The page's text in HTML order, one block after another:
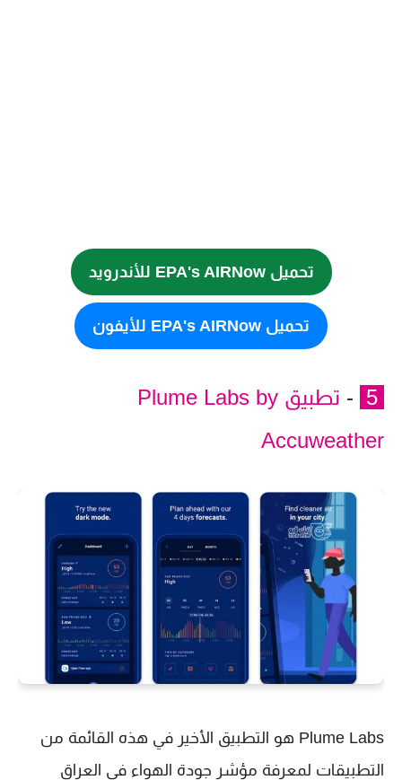
تحميل EPA's AIRNow للأندرويد
تحميل EPA's AIRNow للأيفون
-
تطبيق Plume Labs by
Accuweather
Plume Labs هو التطبيق الأخير في هذه القائمة من
التطبيقات لمعرفة مؤشر جودة الهواء في العراق